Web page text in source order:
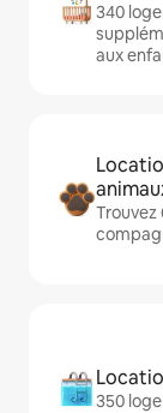
340
aux
350